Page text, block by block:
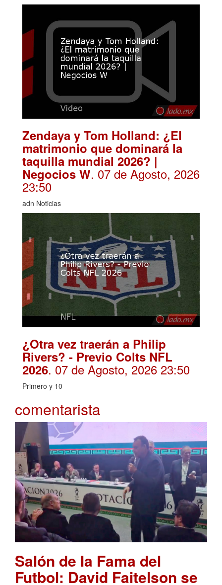
Zendaya y Tom Holland: ¿El
matrimonio que dominará la
taquilla mundial 2026? |
Negocios W. 07 de Agosto, 2026
23:50
adn Noticias
¿Otra vez traerán a Philip
Rivers? - Previo Colts NFL
2026. 07 de Agosto, 2026 23:50
Primero y 10
comentarista
Salón de la Fama del
Futbol: David Faitelson se